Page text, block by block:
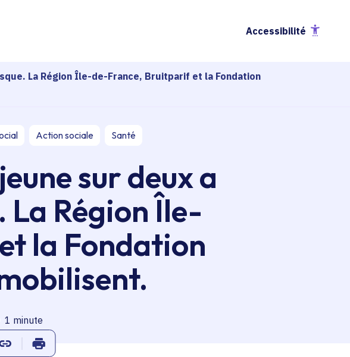
Accessibilité
La Région Île-de-France, Bruitparif et la Fondation
Action sociale Santé
sur deux a
La Région Île-
la Fondation
de lecture
1 minute
Twitter
sur Linkedin
Copier dans le presse-papier
Imprimer